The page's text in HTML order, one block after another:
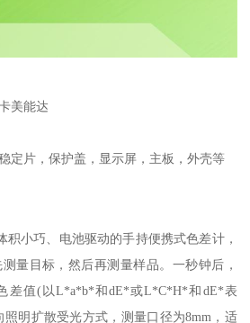
美能达
定片，保护盖，显示屏，主板，外壳等
积小巧、电池驱动的手持便携式色差计，
量目标，然后再测量样品。一秒钟后，
差值( 以L*a*b*和dE*或L*C*H*和 dE*表
照明扩散受光方式，测量口径为8mm ，适